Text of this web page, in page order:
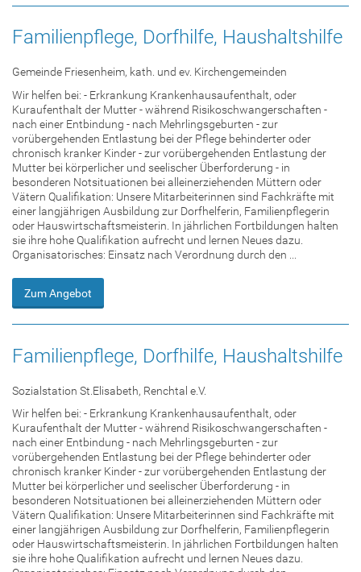
Familienpflege, Dorfhilfe, Haushaltshilfe
Gemeinde Friesenheim, kath. und ev. Kirchengemeinden
Wir helfen bei: - Erkrankung Krankenhausaufenthalt, oder
Kuraufenthalt der Mutter - während Risikoschwangerschaften -
nach einer Entbindung - nach Mehrlingsgeburten - zur
vorübergehenden Entlastung bei der Pflege behinderter oder
chronisch kranker Kinder - zur vorübergehenden Entlastung der
Mutter bei körperlicher und seelischer Überforderung - in
besonderen Notsituationen bei alleinerziehenden Müttern oder
Vätern Qualifikation: Unsere Mitarbeiterinnen sind Fachkräfte mit
einer langjährigen Ausbildung zur Dorfhelferin, Familienpflegerin
oder Hauswirtschaftsmeisterin. In jährlichen Fortbildungen halten
sie ihre hohe Qualifikation aufrecht und lernen Neues dazu.
Organisatorisches: Einsatz nach Verordnung durch den ...
Zum Angebot
Familienpflege, Dorfhilfe, Haushaltshilfe
Sozialstation St.Elisabeth, Renchtal e.V.
Wir helfen bei: - Erkrankung Krankenhausaufenthalt, oder
Kuraufenthalt der Mutter - während Risikoschwangerschaften -
nach einer Entbindung - nach Mehrlingsgeburten - zur
vorübergehenden Entlastung bei der Pflege behinderter oder
chronisch kranker Kinder - zur vorübergehenden Entlastung der
Mutter bei körperlicher und seelischer Überforderung - in
besonderen Notsituationen bei alleinerziehenden Müttern oder
Vätern Qualifikation: Unsere Mitarbeiterinnen sind Fachkräfte mit
einer langjährigen Ausbildung zur Dorfhelferin, Familienpflegerin
oder Hauswirtschaftsmeisterin. In jährlichen Fortbildungen halten
sie ihre hohe Qualifikation aufrecht und lernen Neues dazu.